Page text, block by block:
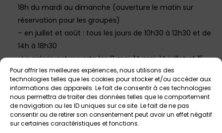
Pour offrir les meilleures expériences, nous utilisons des
technologies telles que les cookies pour stocker et/ou accéder aux
informations des appareils. Le fait de consentir à ces technologies
nous permettra de traiter des données telles que le comportement
de navigation ou les ID uniques sur ce site. Le fait de ne pas
consentir ou de retirer son consentement peut avoir un effet négatif
sur certaines caractéristiques et fonctions.
18h du mardi au dimanche (ouverture le matin sur
réservation pour les groupes)
– en juillet et août : tous les jours de 10h30 à 12h30 et de
14h à 18h30
-La galerie est ouverte les 8 mai, 14 mai, 14 juillet et 15
août aux horaires habituels.
Lieu : Galerie de Rohan, Place Saint-Thomas,
Landerneau.
Tarif : Gratuit pour tous.